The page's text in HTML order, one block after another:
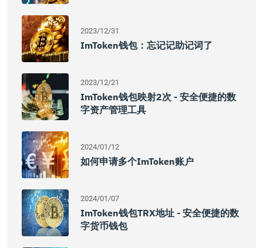
2023/12/31
ImToken钱包：忘记记助记词了
2023/12/21
ImToken钱包映射2次 - 安全便捷的数
字资产管理工具
2024/01/12
如何申请多个imToken账户
2024/01/07
ImToken钱包TRX地址 - 安全便捷的数
字货币钱包